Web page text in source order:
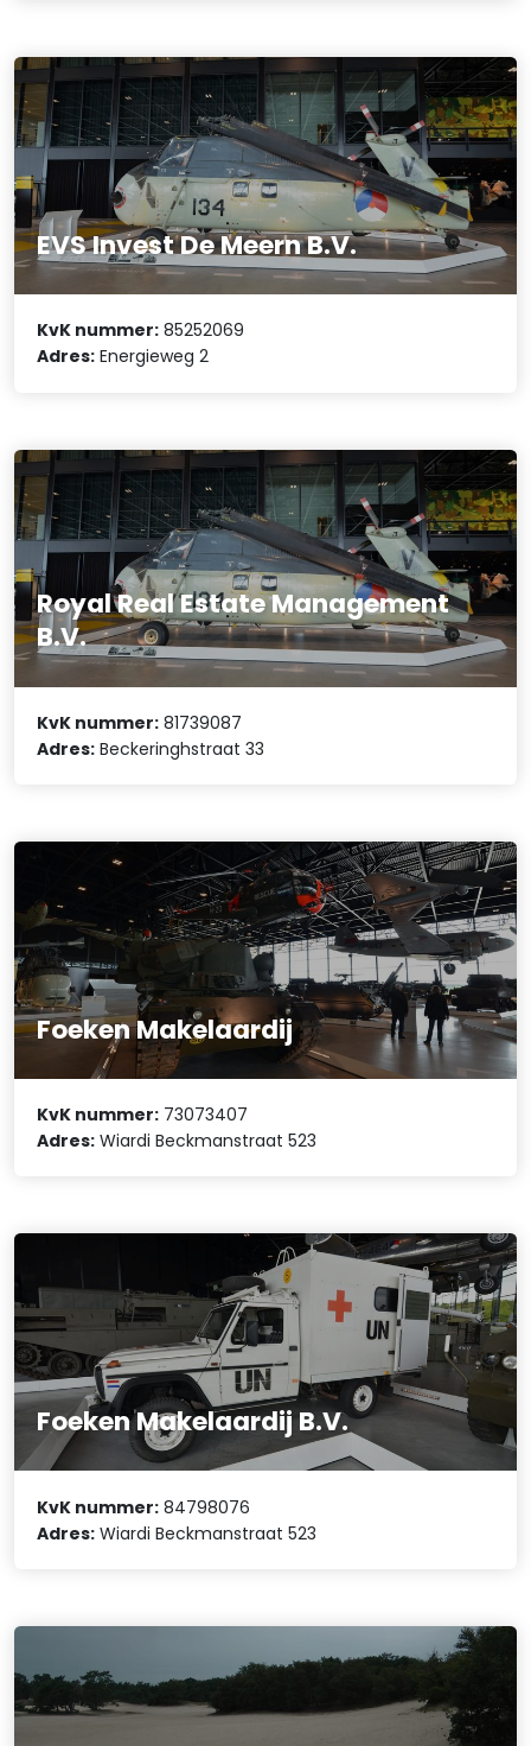
EVS Invest De Meern B.V.
KvK nummer: 85252069
Adres: Energieweg 2
Royal Real Estate Management
B.V.
KvK nummer: 81739087
Adres: Beckeringhstraat 33
Foeken Makelaardij
KvK nummer: 73073407
Adres: Wiardi Beckmanstraat 523
Foeken Makelaardij B.V.
KvK nummer: 84798076
Adres: Wiardi Beckmanstraat 523